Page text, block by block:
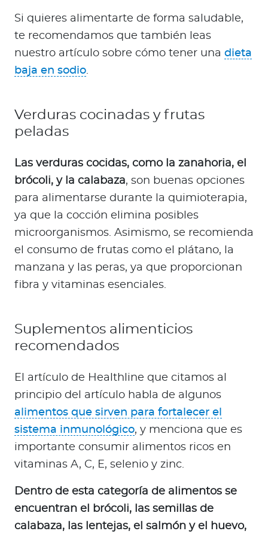
Si quieres alimentarte de forma saludable,
te recomendamos que también leas
nuestro artículo sobre cómo tener una dieta
baja en sodio.
Verduras cocinadas y frutas
peladas
Las verduras cocidas, como la zanahoria, el
brócoli, y la calabaza, son buenas opciones
para alimentarse durante la quimioterapia,
ya que la cocción elimina posibles
microorganismos. Asimismo, se recomienda
el consumo de frutas como el plátano, la
manzana y las peras, ya que proporcionan
fibra y vitaminas esenciales.
Suplementos alimenticios
recomendados
El artículo de Healthline que citamos al
principio del artículo habla de algunos
alimentos que sirven para fortalecer el
sistema inmunológico, y menciona que es
importante consumir alimentos ricos en
vitaminas A, C, E, selenio y zinc.
Dentro de esta categoría de alimentos se
encuentran el brócoli, las semillas de
calabaza, las lentejas, el salmón y el huevo,